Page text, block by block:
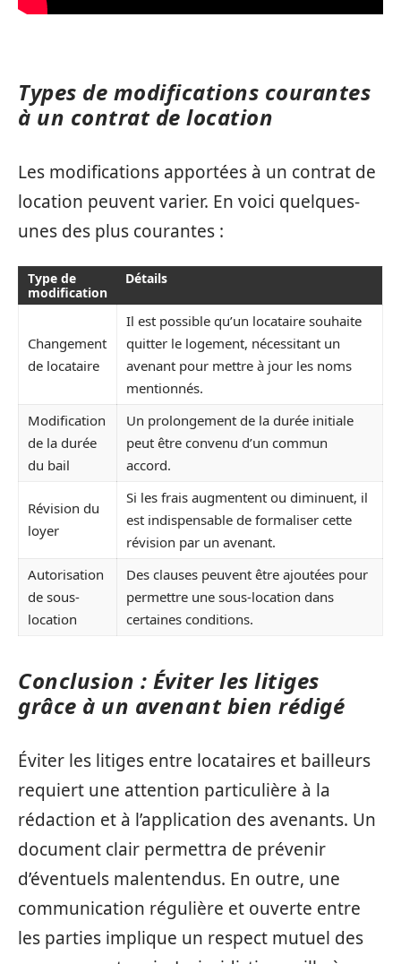
Types de modifications courantes
à un contrat de location
Les modifications apportées à un contrat de
location peuvent varier. En voici quelques-
unes des plus courantes :
Type de
modification
Détails
Changement
de locataire
Il est possible qu’un locataire souhaite
quitter le logement, nécessitant un
avenant pour mettre à jour les noms
mentionnés.
Modification
de la durée
du bail
Un prolongement de la durée initiale
peut être convenu d’un commun
accord.
Révision du
loyer
Si les frais augmentent ou diminuent, il
est indispensable de formaliser cette
révision par un avenant.
Autorisation
de sous-
location
Des clauses peuvent être ajoutées pour
permettre une sous-location dans
certaines conditions.
Conclusion : Éviter les litiges
grâce à un avenant bien rédigé
Éviter les litiges entre locataires et bailleurs
requiert une attention particulière à la
rédaction et à l’application des avenants. Un
document clair permettra de prévenir
d’éventuels malentendus. En outre, une
communication régulière et ouverte entre
les parties implique un respect mutuel des